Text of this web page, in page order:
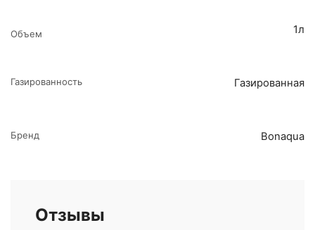
Объем 1л
Газированность Газированная
Бренд Bonaqua
Отзывы